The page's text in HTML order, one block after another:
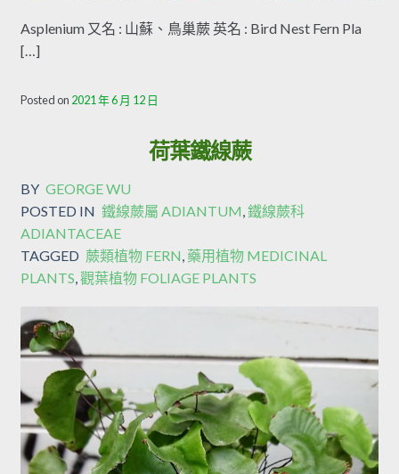
Asplenium 又名 : 山蘇、鳥巢蕨 英名 : Bird Nest Fern Pla
[…]
Posted on 2021 年 6 月 12 日
荷葉鐵線蕨
BY GEORGE WU
POSTED IN 鐵線蕨屬 ADIANTUM,鐵線蕨科
ADIANTACEAE
TAGGED 蕨類植物 FERN, 藥用植物 MEDICINAL
PLANTS,觀葉植物 FOLIAGE PLANTS